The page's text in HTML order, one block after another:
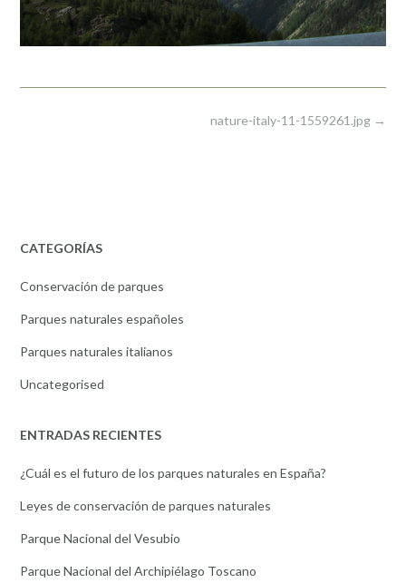
nature-italy-11-1559261.jpg →
CATEGORÍAS
Conservación de parques
Parques naturales españoles
Parques naturales italianos
Uncategorised
ENTRADAS RECIENTES
¿Cuál es el futuro de los parques naturales en España?
Leyes de conservación de parques naturales
Parque Nacional del Vesubio
Parque Nacional del Archipiélago Toscano